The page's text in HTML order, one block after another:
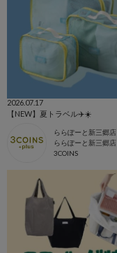
2026.07.17
【NEW】夏トラベル✈️☀️
ららぽーと新三郷店
ららぽーと新三郷店
3COINS